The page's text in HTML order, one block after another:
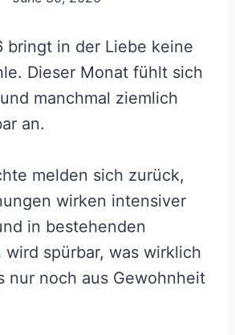
bringt in der Liebe keine
Dieser Monat fühlt sich
manchmal ziemlich
an.
melden sich zurück,
wirken intensiver
in bestehenden
wird spürbar, was wirklich
nur noch aus Gewohnheit